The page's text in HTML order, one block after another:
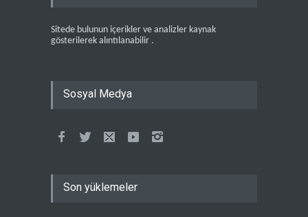
Sitede bulunun içerikler ve analizler kaynak
gösterilerek alıntılanabilir .
Sosyal Medya
Son yüklemeler